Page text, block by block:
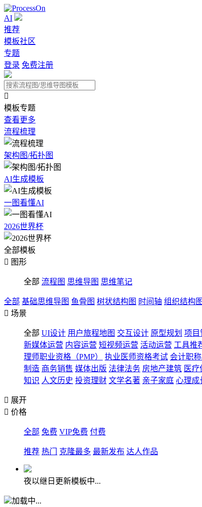
AI
推荐
模板社区
专题
登录 免费注册

模板专题
查看更多
流程梳理
架构图/拓扑图
AI生成模板
一图看懂AI
2026世界杯
全部模板
 图形
全部 流程图 思维导图 思维笔记
全部 基础思维导图 鱼骨图 树状结构图 时间轴 组织结构图
 场景
全部 UI设计 用户旅程地图 交互设计 原型规划 项目
新媒体运营 内容运营 短视频运营 活动运营 工具推
理师职业资格（PMP）
执业医师资格考试 会计职
制造 商务销售 媒体出版 法律法务 房地产建筑 医疗
知识 人文历史 投资理财 文学名著 亲子家庭 心理成
 展开
 价格
全部 免费 VIP免费 付费
推荐 热门 克隆最多 最新发布 达人作品
夜以继日更新模板中...
加载中...